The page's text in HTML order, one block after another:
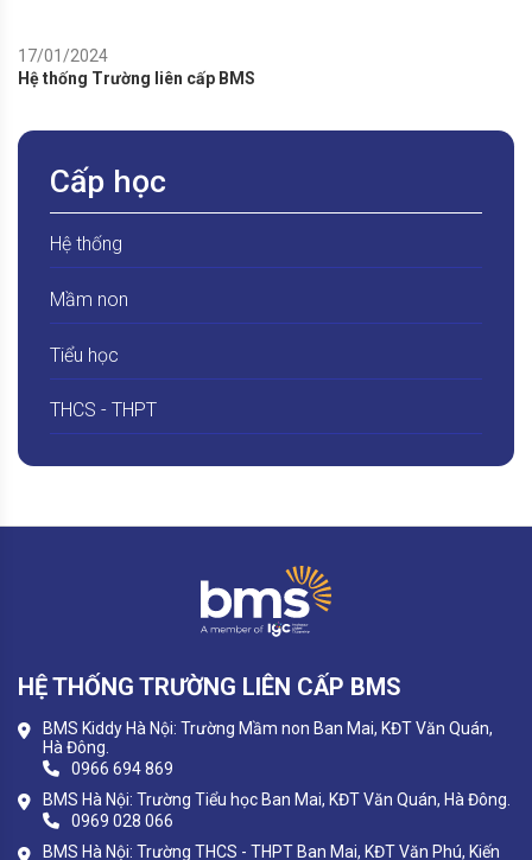
17/01/2024
Hệ thống Trường liên cấp BMS
Cấp học
Hệ thống
Mầm non
Tiểu học
THCS - THPT
HỆ THỐNG TRƯỜNG LIÊN CẤP BMS
BMS Kiddy Hà Nội: Trường Mầm non Ban Mai, KĐT Văn Quán,
Hà Đông.
0966 694 869
BMS Hà Nội: Trường Tiểu học Ban Mai, KĐT Văn Quán, Hà Đông.
0969 028 066
BMS Hà Nội: Trường THCS - THPT Ban Mai, KĐT Văn Phú, Kiến